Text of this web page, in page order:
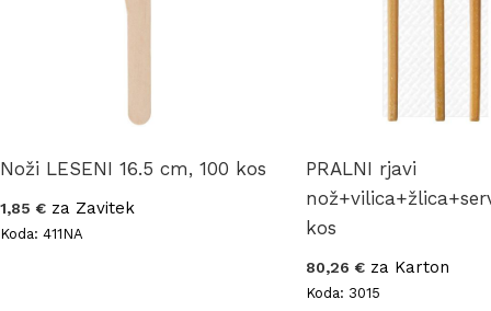
Noži LESENI 16.5 cm, 100 kos
1,85 € za Zavitek
Koda: 411NA
PRALNI rjavi
kos
80,26 € za Karton
Koda: 3015